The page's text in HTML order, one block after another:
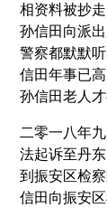
相资料被抄
孙信田向派
警察都默默
信田年事已
孙信田老人才
二零一八年
法起诉至丹
到振安区检
信田向振安